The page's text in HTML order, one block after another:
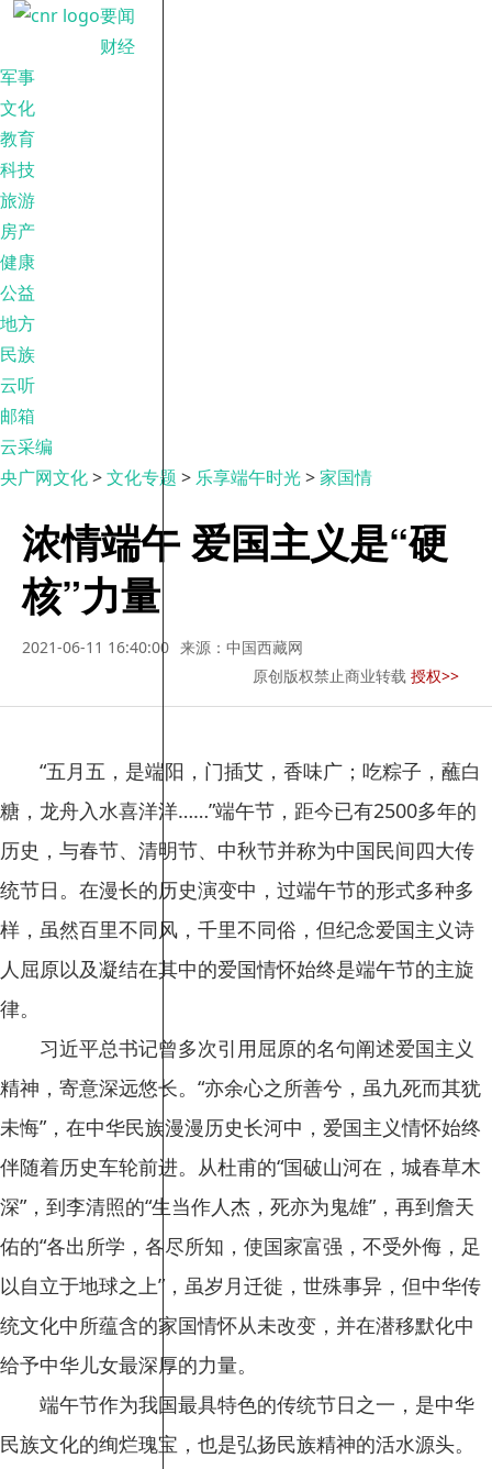
要闻
财经
军事
文化
教育
科技
旅游
房产
健康
公益
地方
民族
云听
邮箱
云采编
央广网文化>文化专题 > 乐享端午时光>家国情
浓情端午 爱国主义是“硬
核”力量
2021-06-11 16:40:00 来源：中国西藏网
原创版权禁止商业转载 授权>>
“五月五，是端阳，门插艾，香味广；吃粽子，蘸白
糖，龙舟入水喜洋洋……”端午节，距今已有2500多年的
历史，与春节、清明节、中秋节并称为中国民间四大传
统节日。在漫长的历史演变中，过端午节的形式多种多
样，虽然百里不同风，千里不同俗，但纪念爱国主义诗
人屈原以及凝结在其中的爱国情怀始终是端午节的主旋
律。
习近平总书记曾多次引用屈原的名句阐述爱国主义
精神，寄意深远悠长。“亦余心之所善兮，虽九死而其犹
未悔”，在中华民族漫漫历史长河中，爱国主义情怀始终
伴随着历史车轮前进。从杜甫的“国破山河在，城春草木
深”，到李清照的“生当作人杰，死亦为鬼雄”，再到詹天
佑的“各出所学，各尽所知，使国家富强，不受外侮，足
以自立于地球之上”，虽岁月迁徙，世殊事异，但中华传
统文化中所蕴含的家国情怀从未改变，并在潜移默化中
给予中华儿女最深厚的力量。
端午节作为我国最具特色的传统节日之一，是中华
民族文化的绚烂瑰宝，也是弘扬民族精神的活水源头。